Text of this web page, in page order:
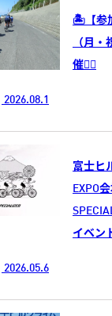
🏝️【参
（月・
催🚴‍♂️
2026.08.1
富士ヒ
EXPO
イベン
2026.05.6